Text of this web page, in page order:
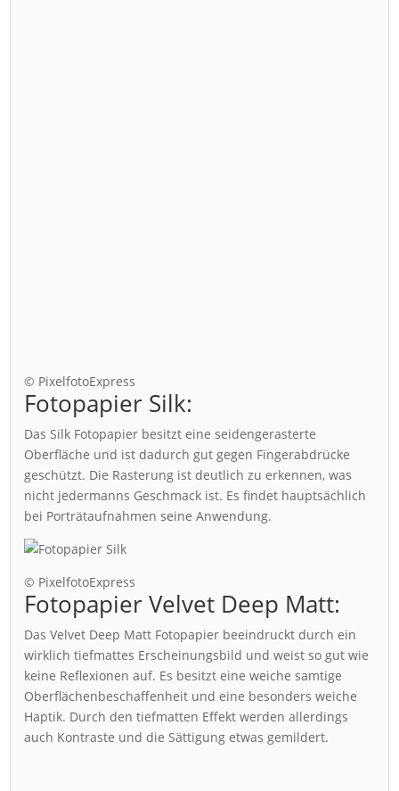
© PixelfotoExpress
Fotopapier Silk:
Das Silk Fotopapier besitzt eine seidengerasterte
Oberfläche und ist dadurch gut gegen Fingerabdrücke
geschützt. Die Rasterung ist deutlich zu erkennen, was
nicht jedermanns Geschmack ist. Es findet hauptsächlich
bei Porträtaufnahmen seine Anwendung.
© PixelfotoExpress
Fotopapier Velvet Deep Matt:
Das Velvet Deep Matt Fotopapier beeindruckt durch ein
wirklich tiefmattes Erscheinungsbild und weist so gut wie
keine Reflexionen auf. Es besitzt eine weiche samtige
Oberflächenbeschaffenheit und eine besonders weiche
Haptik. Durch den tiefmatten Effekt werden allerdings
auch Kontraste und die Sättigung etwas gemildert.